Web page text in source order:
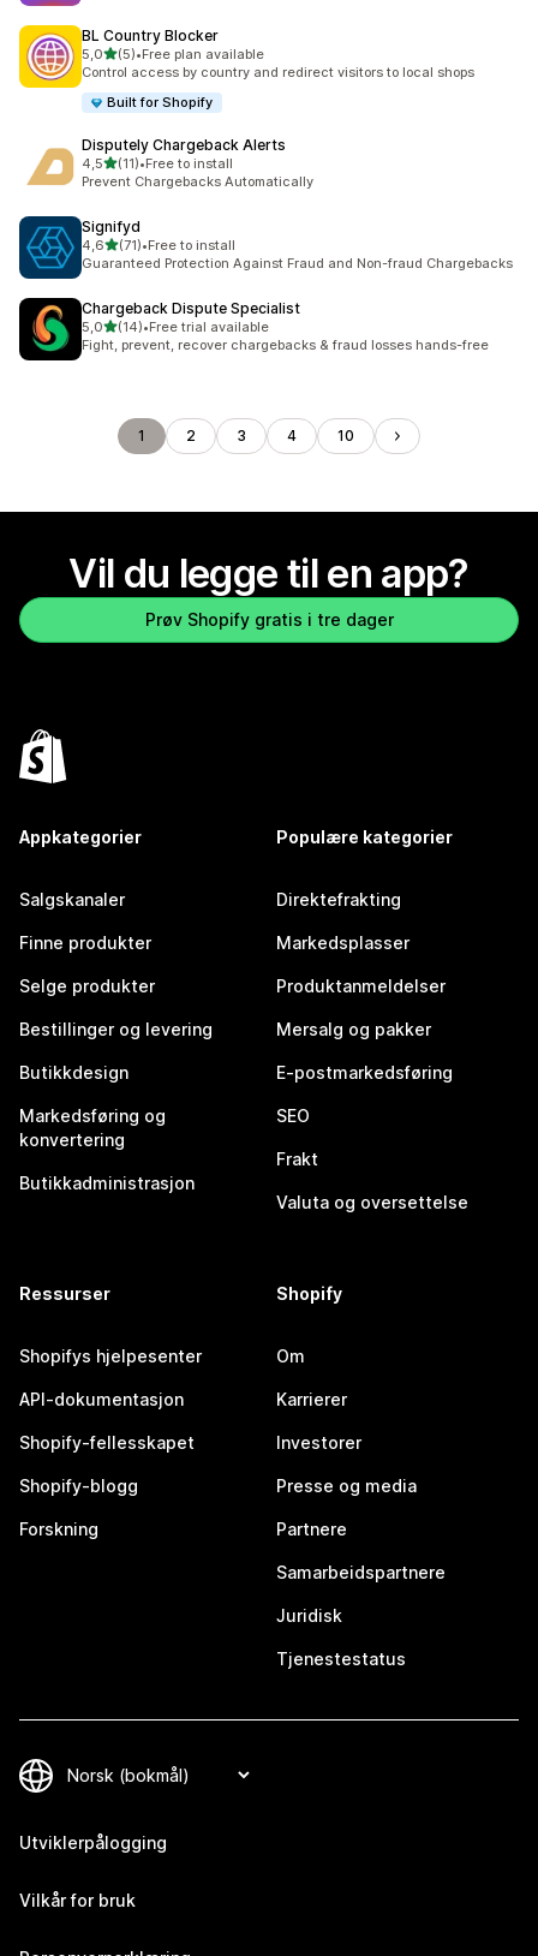
BL Country Blocker
5,0av 5 stjerner
(5)
Totalt 5 omtaler
•Free plan available
Control access by country and redirect visitors to local shops
Built for Shopify
Disputely Chargeback Alerts
4,5av 5 stjerner
(11)
Totalt 11 omtaler
•Free to install
Prevent Chargebacks Automatically
Signifyd
4,6av 5 stjerner
(71)
Totalt 71 omtaler
•Free to install
Guaranteed Protection Against Fraud and Non-fraud Chargebacks
Chargeback Dispute Specialist
5,0av 5 stjerner
(14)
Totalt 14 omtaler
•Free trial available
Fight, prevent, recover chargebacks & fraud losses hands-free
1 2 3 4 10
Vil du legge til en app?
Prøv Shopify gratis i tre dager
Appkategorier
Salgskanaler
Finne produkter
Selge produkter
Bestillinger og levering
Butikkdesign
Markedsføring og
konvertering
Butikkadministrasjon
Populære kategorier
Direktefrakting
Markedsplasser
Produktanmeldelser
Mersalg og pakker
E-postmarkedsføring
SEO
Frakt
Valuta og oversettelse
Ressurser
Shopifys hjelpesenter
API-dokumentasjon
Shopify-fellesskapet
Shopify-blogg
Forskning
Shopify
Om
Karrierer
Investorer
Presse og media
Partnere
Samarbeidspartnere
Juridisk
Tjenestestatus
Utviklerpålogging
Vilkår for bruk